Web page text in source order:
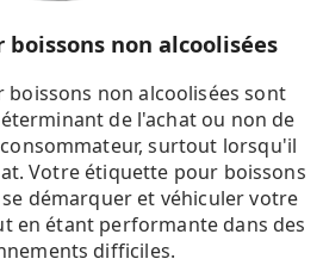
non alcoolisées
boissons non alcoolisées sont
de l'achat ou non de
surtout lorsqu'il
Votre étiquette pour boissons
démarquer et véhiculer votre
en étant performante dans des
difficiles.